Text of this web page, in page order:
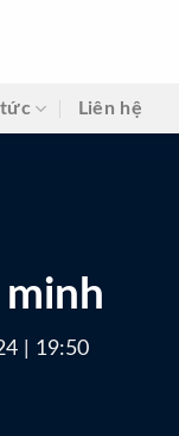
Liên hệ
| 19:50